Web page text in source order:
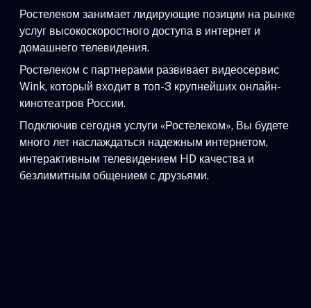
Ростелеком занимает лидирующие позиции на рынке
услуг высокоскоростного доступа в интернет и
домашнего телевидения.
Ростелеком с партнерами развивает видеосервис
Wink, который входит в топ-3 крупнейших онлайн-
кинотеатров России.
Подключив сегодня услуги «Ростелеком», Вы будете
много лет наслаждаться надежным интернетом,
интерактивным телевидением HD качества и
безлимитным общением с друзьями.